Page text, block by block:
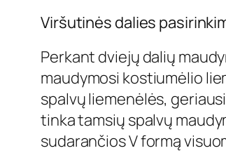
Viršutinės dalies
Perkant dviejų dalių
maudymosi kostiumėlio
spalvų liemenėlės,
tinka tamsių spalvų
sudarančios V formą